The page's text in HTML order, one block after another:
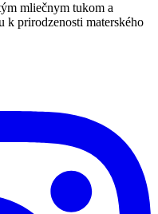
mliečnym tukom a
k prirodzenosti materského